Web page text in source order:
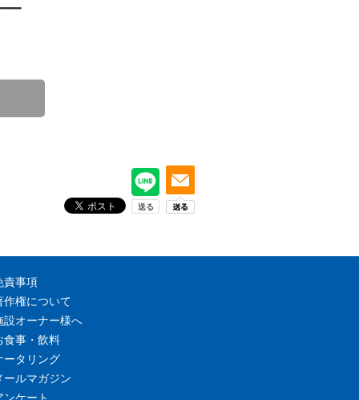
責事項
作権について
設オーナー様へ
食事・飲料
ータリング
ールマガジン